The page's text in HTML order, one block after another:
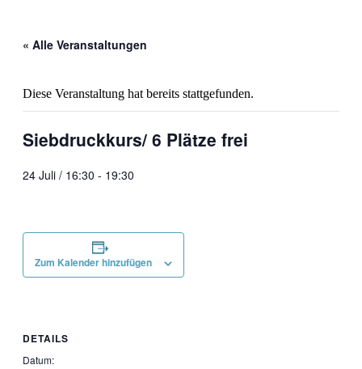
« Alle Veranstaltungen
Diese Veranstaltung hat bereits stattgefunden.
Siebdruckkurs/ 6 Plätze frei
24 Juli / 16:30 - 19:30
Zum Kalender hinzufügen
DETAILS
Datum: